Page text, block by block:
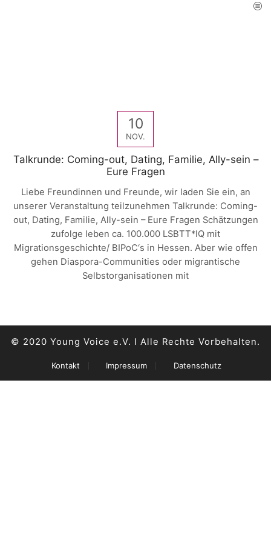
10
NOV.
Talkrunde: Coming-out, Dating, Familie, Ally-sein –
Eure Fragen
Liebe Freundinnen und Freunde, wir laden Sie ein, an
unserer Veranstaltung teilzunehmen Talkrunde: Coming-
out, Dating, Familie, Ally-sein – Eure Fragen Schätzungen
zufolge leben ca. 100.000 LSBTT*IQ mit
Migrationsgeschichte/ BIPoC‘s in Hessen. Aber wie offen
gehen Diaspora-Communities oder migrantische
Selbstorganisationen mit
© 2020 Young Voice e.V. I Alle Rechte Vorbehalten.
Kontakt Impressum Datenschutz